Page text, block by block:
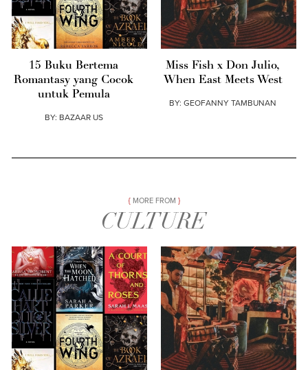
15 Buku Bertema
Romantasy yang Cocok
untuk Pemula
BY: BAZAAR US
Miss Fish x Don Julio,
When East Meets West
BY:GEOFANNY TAMBUNAN
MORE FROM
CULTURE